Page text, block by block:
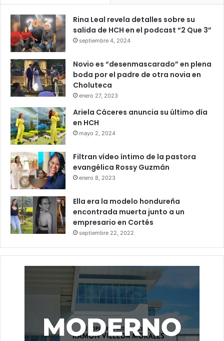
Rina Leal revela detalles sobre su
salida de HCH en el podcast “2 Que 3”
septiembre 4, 2024
Novio es “desenmascarado” en plena
boda por el padre de otra novia en
Choluteca
enero 27, 2023
Ariela Cáceres anuncia su último día
en HCH
mayo 2, 2024
Filtran vídeo íntimo de la pastora
evangélica Rossy Guzmán
enero 8, 2023
Ella era la modelo hondureña
encontrada muerta junto a un
empresario en Cortés
septiembre 22, 2022